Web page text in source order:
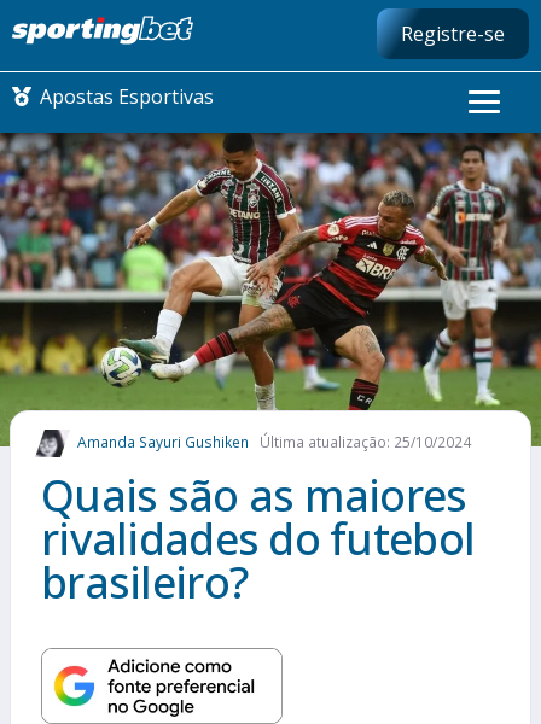
Registre-se
Apostas Esportivas
CONMEBOL LIBERTADORES
FUTEBOL NACIONAL
FUTEBOL INTERNACIONAL
COMO APOSTAR
MAIS ESPORTES
Amanda Sayuri Gushiken Última atualização: 25/10/2024
Quais são as maiores
rivalidades do futebol
brasileiro?